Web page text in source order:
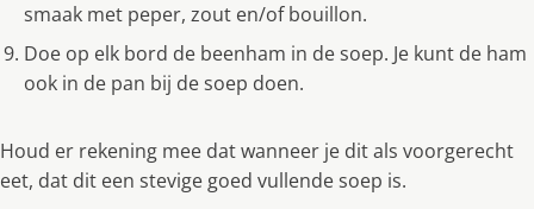
smaak met peper, zout en/of bouillon.
Doe op elk bord de beenham in de soep. Je kunt de ham
ook in de pan bij de soep doen.
Houd er rekening mee dat wanneer je dit als voorgerecht
eet, dat dit een stevige goed vullende soep is.